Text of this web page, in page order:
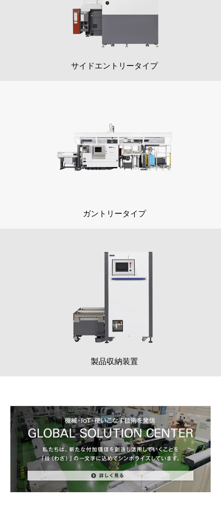
サイドエントリータイプ
ガントリータイプ
製品収納装置